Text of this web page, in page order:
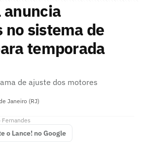
anuncia
no sistema de
temporada
de ajuste dos motores
Janeiro (RJ)
Fernandes
o Lance! no Google